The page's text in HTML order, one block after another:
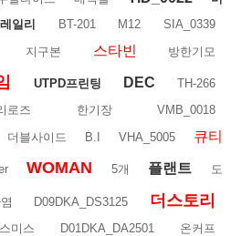
레일리 BT-201 M12
SIA_0339
지구본 스타빈 방한기모
UTPD프린팅 DEC
TH-266
로즈 한기장 VMB_0018
더블사이드 B.I VHA_5005 큐티
WOMAN 5개 플랜트 도
D09DKA_DS3125 더스토리
스미스 D01DKA_DA2501
온커프